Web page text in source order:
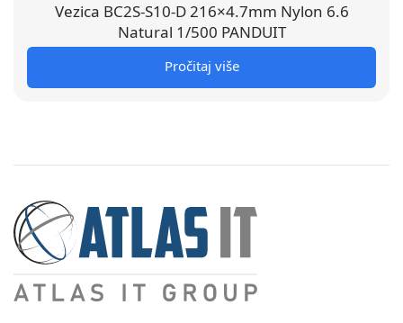
Vezica BC2S-S10-D 216×4.7mm Nylon 6.6
Natural 1/500 PANDUIT
Pročitaj više